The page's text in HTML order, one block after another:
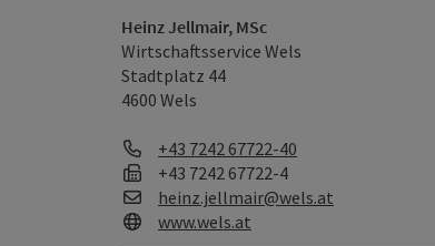
Heinz Jellmair, MSc
Wirtschaftsservice Wels
Stadtplatz 44
4600 Wels
Telefon
+43 7242 67722-40
Fax
+43 7242 67722-4
E-Mail
heinz.jellmair@wels.at
Web
www.wels.at